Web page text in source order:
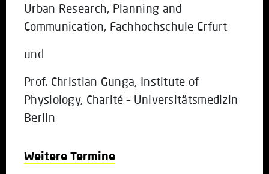
Urban Research, Planning and
Communication, Fachhochschule Erfurt
und
Prof. Christian Gunga, Institute of
Physiology, Charité – Universitätsmedizin
Berlin
Weitere Termine